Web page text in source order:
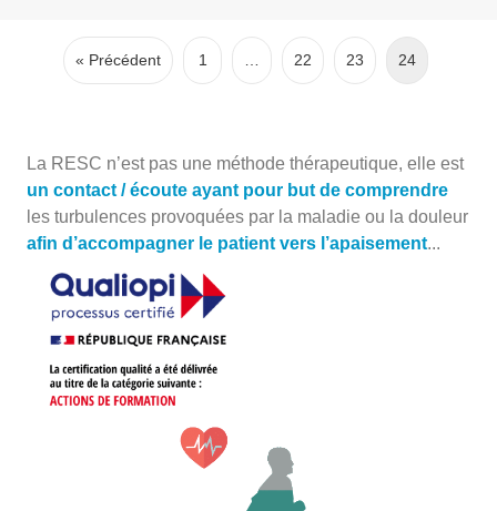
« Précédent 1 22 23 24
La RESC n’est pas une méthode thérapeutique, elle est
un contact / écoute ayant pour but de comprendre
les turbulences provoquées par la maladie ou la douleur
afin d’accompagner le patient vers l’apaisement...